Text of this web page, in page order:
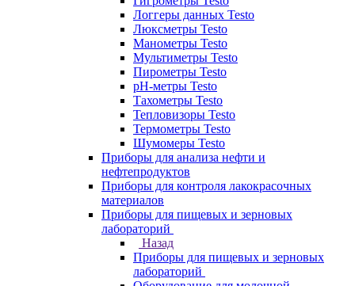
Логгеры данных Testo
Люксметры Testo
Манометры Testo
Мультиметры Testo
Пирометры Testo
pH-метры Testo
Тахометры Testo
Тепловизоры Testo
Термометры Testo
Шумомеры Testo
Приборы для анализа нефти и
нефтепродуктов
Приборы для контроля лакокрасочных
материалов
Приборы для пищевых и зерновых
лабораторий
Назад
Приборы для пищевых и зерновых
лабораторий